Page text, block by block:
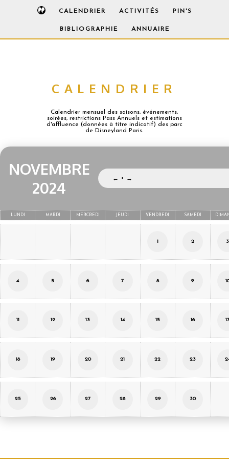
CALENDRIER ACTIVITÉS PIN'S
BIBLIOGRAPHIE ANNUAIRE
CALENDRIER
Calendrier mensuel des saisons, événements,
soirées, restrictions Pass Annuels et estimations
d'affluence (données à titre indicatif) des parc
de Disneyland Paris.
NOVEMBRE
2024
← • →
LUNDI MARDI MERCREDI JEUDI VENDREDI SAMEDI
1 2 3
4 5 6 7 8 9
11 12 13 14 15 16
18 19 20 21 22 23
25 26 27 28 29 30